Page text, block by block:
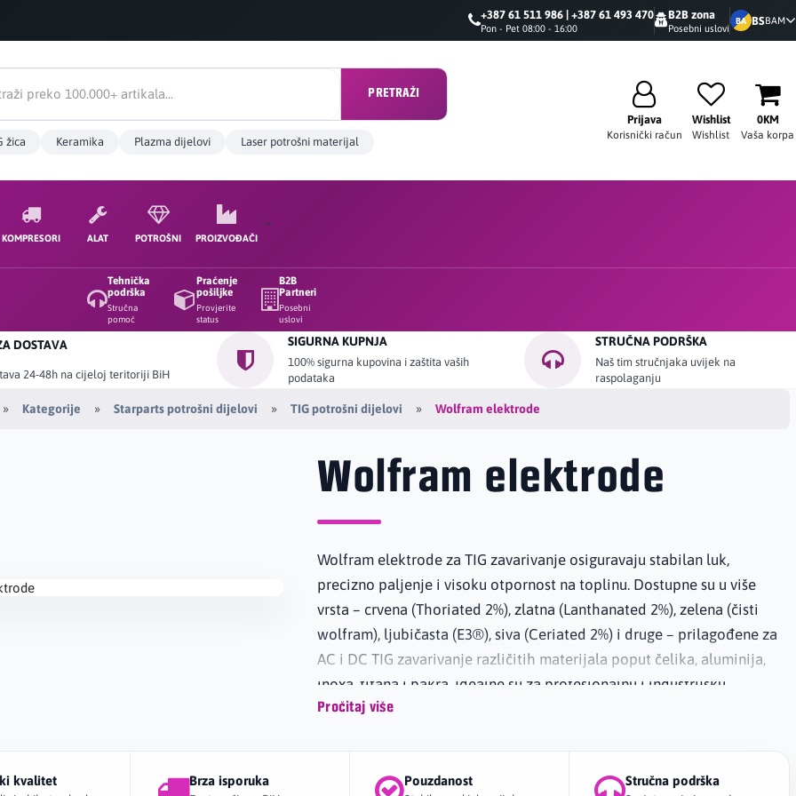
+387 61 511 986 | +387 61 493 470
Pon - Pet 08:00 - 16:00
B2B zona
Posebni uslovi
BA BSBAM
PRETRAŽI
žica Keramika Plazma dijelovi Laser potrošni materijal
Prijava
Korisnički račun
Wishlist
Wishlist
0KM
Vaša korpa
KOMPRESORI ALAT POTROŠNI PROIZVOĐAČI
Tehnička
podrška
Stručna
pomoć
Praćenje
pošiljke
Provjerite
status
B2B
Partneri
Posebni
uslovi
DOSTAVA
24-48h na cijeloj teritoriji BiH
SIGURNA KUPNJA
100% sigurna kupovina i zaštita vaših
podataka
STRUČNA PODRŠKA
Naš tim stručnjaka uvijek na
raspolaganju
Kategorije Starparts potrošni dijelovi TIG potrošni dijelovi Wolfram elektrode
Wolfram elektrode
Wolfram elektrode za TIG zavarivanje osiguravaju stabilan luk,
precizno paljenje i visoku otpornost na toplinu. Dostupne su u više
vrsta – crvena (Thoriated 2%), zlatna (Lanthanated 2%), zelena (čisti
wolfram), ljubičasta (E3®), siva (Ceriated 2%) i druge – prilagođene za
AC i DC TIG zavarivanje različitih materijala poput čelika, aluminija,
inoxa, titana i bakra. Idealne su za profesionalnu i industrijsku
upotrebu, nudeći dug vijek trajanja i vrhunski kvalitet zavara bez
Pročitaj više
kvalitet Brza isporuka Pouzdanost Stručna podrška